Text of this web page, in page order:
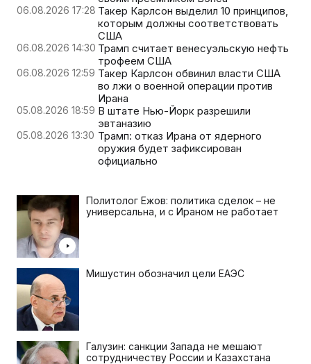
06.08.2026 17:28 Такер Карлсон выделил 10 принципов,
которым должны соответствовать
США
06.08.2026 14:30 Трамп считает венесуэльскую нефть
трофеем США
06.08.2026 12:59 Такер Карлсон обвинил власти США
во лжи о военной операции против
Ирана
05.08.2026 18:59 В штате Нью-Йорк разрешили
эвтаназию
05.08.2026 13:30 Трамп: отказ Ирана от ядерного
оружия будет зафиксирован
официально
Политолог Ежов: политика сделок – не
универсальна, и с Ираном не работает
Мишустин обозначил цели ЕАЭС
Галузин: санкции Запада не мешают
сотрудничеству России и Казахстана